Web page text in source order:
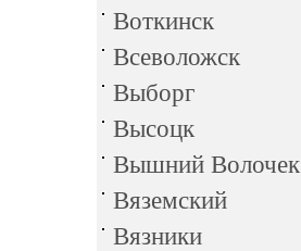
Воткинск
Всеволожск
Выборг
Высоцк
Вышний Волочек
Вяземский
Вязники